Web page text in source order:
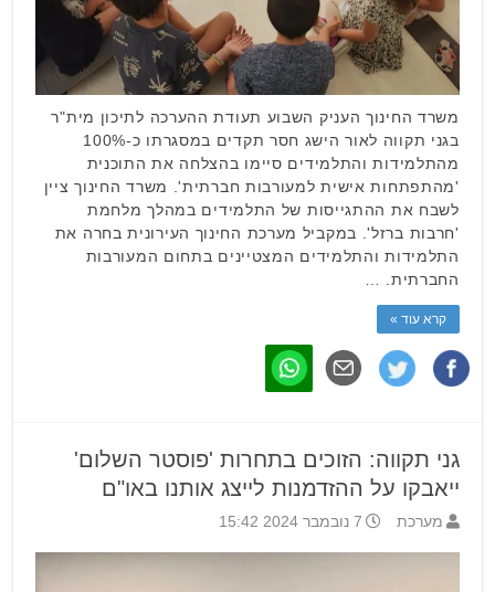
משרד החינוך העניק השבוע תעודת ההערכה לתיכון מית"ר
בגני תקווה לאור הישג חסר תקדים במסגרתו כ-100%
מהתלמידות והתלמידים סיימו בהצלחה את התוכנית
'מהתפתחות אישית למעורבות חברתית'. משרד החינוך ציין
לשבח את ההתגייסות של התלמידים במהלך מלחמת
'חרבות ברזל'. במקביל מערכת החינוך העירונית בחרה את
התלמידות והתלמידים המצטיינים בתחום המעורבות
החברתית. …
קרא עוד »
גני תקווה: הזוכים בתחרות 'פוסטר השלום'
ייאבקו על ההזדמנות לייצג אותנו באו"ם
מערכת 7 נובמבר 2024 15:42